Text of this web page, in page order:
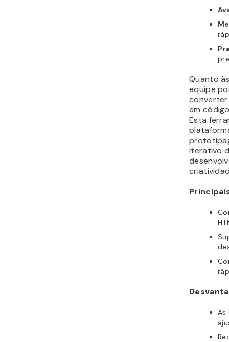
Quanto
equipe
converter
em
Esta
iterativo
As